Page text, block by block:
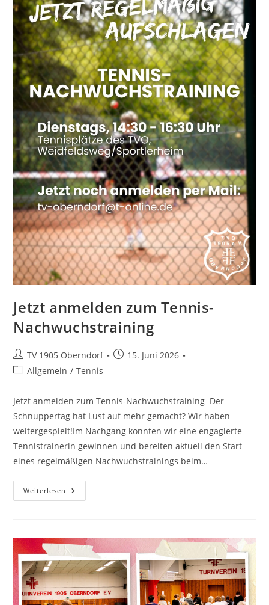
Jetzt anmelden zum Tennis-
Nachwuchstraining
TV 1905 Oberndorf
15. Juni 2026
Allgemein / Tennis
Jetzt anmelden zum Tennis-Nachwuchstraining Der
Schnuppertag hat Lust auf mehr gemacht? Wir haben
weitergespielt!Im Nachgang konnten wir eine engagierte
Tennistrainerin gewinnen und bereiten aktuell den Start
eines regelmäßigen Nachwuchstrainings beim…
Weiterlesen